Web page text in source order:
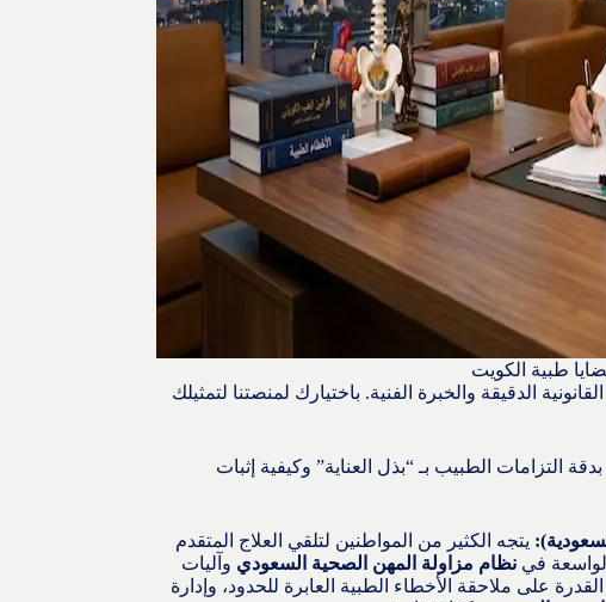
طبية الكويت
الدقيقة والخبرة الفنية. باختيارك لمنصتنا لتمثيلك
التزامات الطبيب بـ “بذل العناية” وكيفية إثبات
يتجه الكثير من المواطنين لتلقي العلاج المتقدم
في نظام مزاولة المهن الصحية السعودي وآليات
على ملاحقة الأخطاء الطبية العابرة للحدود، وإدارة